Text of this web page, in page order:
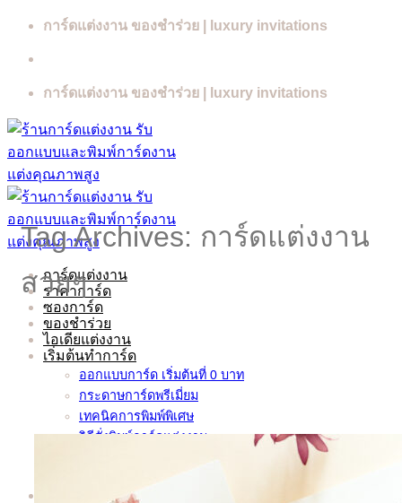
Skip
การ์ดแต่งงาน ของชำร่วย | luxury invitations
การ์ดแต่งงาน ของชำร่วย | luxury invitations
การ์ดแต่งงาน
ราคาการ์ด
ซองการ์ด
ของชำร่วย
ไอเดียแต่งงาน
เริ่มต้นทำการ์ด
ออกแบบการ์ด เริ่มต้นที่ 0 บาท
กระดาษการ์ดพรีเมี่ยม
เทคนิคการพิมพ์พิเศษ
วิธีสั่งพิมพ์การ์ดแต่งงาน
Tag Archives: การ์ดแต่งงาน
สวยๆ